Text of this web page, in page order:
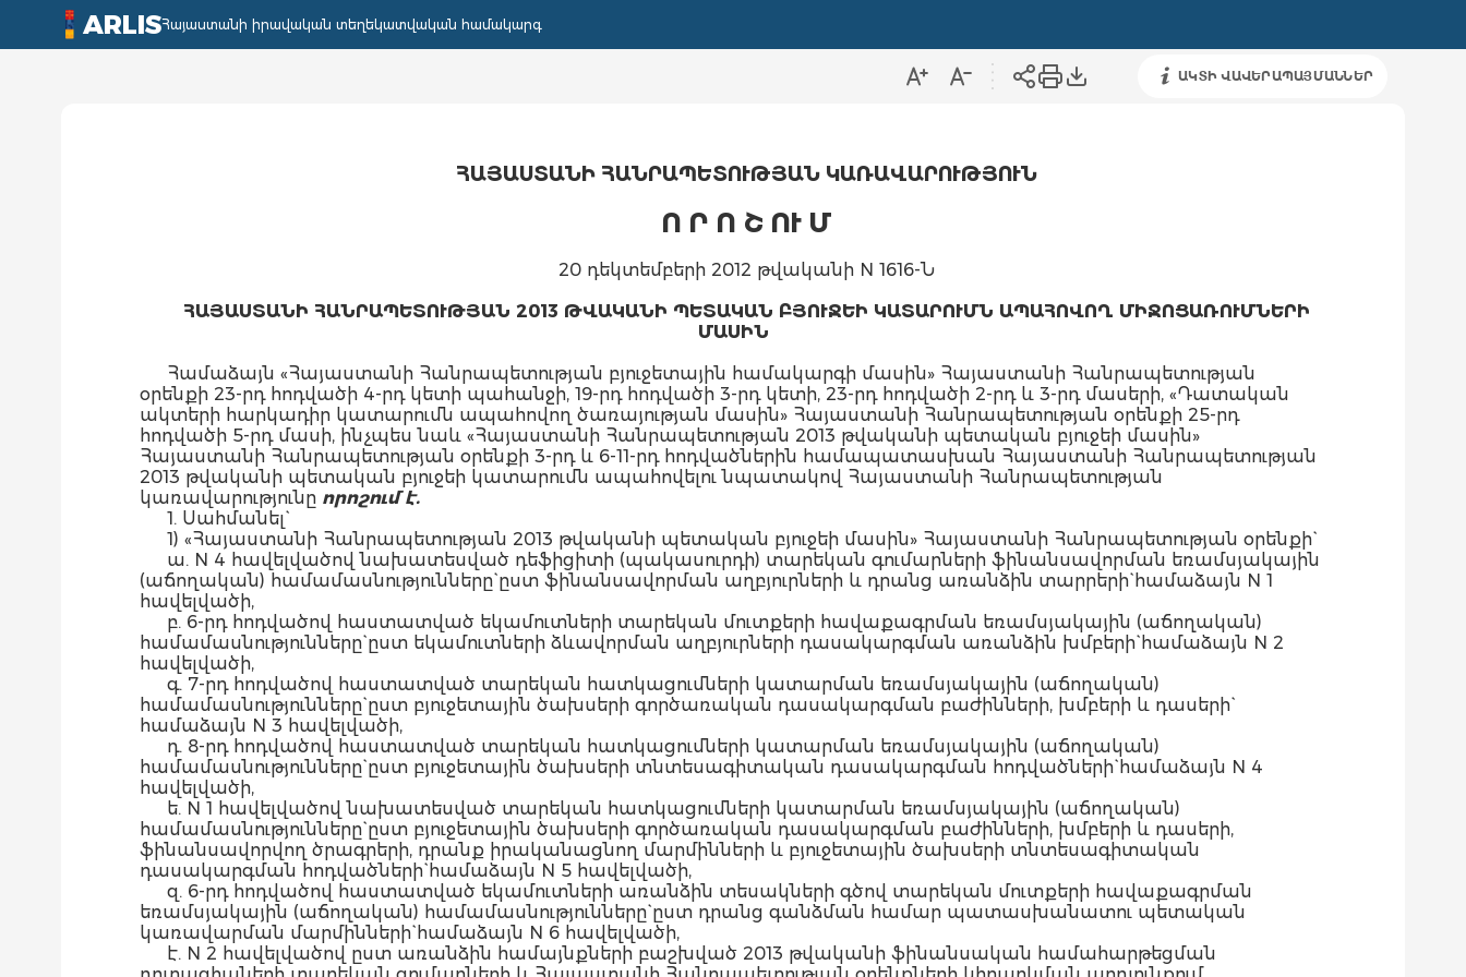
ARLISՀայաստանի իրավական տեղեկատվական համակարգ
ԱԿՏԻ ՎԱՎԵՐԱՊԱՅՄԱՆՆԵՐ
ՀԱՅԱՍՏԱՆԻ ՀԱՆՐԱՊԵՏՈՒԹՅԱՆ ԿԱՌԱՎԱՐՈՒԹՅՈՒՆ
Ո Ր Ո Շ ՈՒ Մ
20 դեկտեմբերի 2012 թվականի N 1616-Ն
ՀԱՅԱՍՏԱՆԻ ՀԱՆՐԱՊԵՏՈՒԹՅԱՆ 2013 ԹՎԱԿԱՆԻ ՊԵՏԱԿԱՆ ԲՅՈՒՋԵԻ ԿԱՏԱՐՈՒՄՆ ԱՊԱՀՈՎՈՂ ՄԻՋՈՑԱՌՈՒՄՆԵՐԻ
ՄԱՍԻՆ
Համաձայն «Հայաստանի Հանրապետության բյուջետային համակարգի մասին» Հայաստանի Հանրապետության
օրենքի 23-րդ հոդվածի 4-րդ կետի պահանջի, 19-րդ հոդվածի 3-րդ կետի, 23-րդ հոդվածի 2-րդ և 3-րդ մասերի, «Դատական
ակտերի հարկադիր կատարումն ապահովող ծառայության մասին» Հայաստանի Հանրապետության օրենքի 25-րդ
հոդվածի 5-րդ մասի, ինչպես նաև «Հայաստանի Հանրապետության 2013 թվականի պետական բյուջեի մասին»
Հայաստանի Հանրապետության օրենքի 3-րդ և 6-11-րդ հոդվածներին համապատասխան Հայաստանի Հանրապետության
2013 թվականի պետական բյուջեի կատարումն ապահովելու նպատակով Հայաստանի Հանրապետության
կառավարությունը որոշում է.
1. Սահմանել`
1) «Հայաստանի Հանրապետության 2013 թվականի պետական բյուջեի մասին» Հայաստանի Հանրապետության օրենքի`
ա. N 4 հավելվածով նախատեսված դեֆիցիտի (պակասուրդի) տարեկան գումարների ֆինանսավորման եռամսյակային
(աճողական) համամասնությունները` ըստ ֆինանսավորման աղբյուրների և դրանց առանձին տարրերի` համաձայն N 1
հավելվածի,
բ. 6-րդ հոդվածով հաստատված եկամուտների տարեկան մուտքերի հավաքագրման եռամսյակային (աճողական)
համամասնությունները` ըստ եկամուտների ձևավորման աղբյուրների դասակարգման առանձին խմբերի` համաձայն N 2
հավելվածի,
գ. 7-րդ հոդվածով հաստատված տարեկան հատկացումների կատարման եռամսյակային (աճողական)
համամասնությունները` ըստ բյուջետային ծախսերի գործառական դասակարգման բաժինների, խմբերի և դասերի`
համաձայն N 3 հավելվածի,
դ. 8-րդ հոդվածով հաստատված տարեկան հատկացումների կատարման եռամսյակային (աճողական)
համամասնությունները` ըստ բյուջետային ծախսերի տնտեսագիտական դասակարգման հոդվածների` համաձայն N 4
հավելվածի,
ե. N 1 հավելվածով նախատեսված տարեկան հատկացումների կատարման եռամսյակային (աճողական)
համամասնությունները` ըստ բյուջետային ծախսերի գործառական դասակարգման բաժինների, խմբերի և դասերի,
ֆինանսավորվող ծրագրերի, դրանք իրականացնող մարմինների և բյուջետային ծախսերի տնտեսագիտական
դասակարգման հոդվածների` համաձայն N 5 հավելվածի,
զ. 6-րդ հոդվածով հաստատված եկամուտների առանձին տեսակների գծով տարեկան մուտքերի հավաքագրման
եռամսյակային (աճողական) համամասնությունները` ըստ դրանց գանձման համար պատասխանատու պետական
կառավարման մարմինների` համաձայն N 6 հավելվածի,
է. N 2 հավելվածով ըստ առանձին համայնքների բաշխված 2013 թվականի ֆինանսական համահարթեցման